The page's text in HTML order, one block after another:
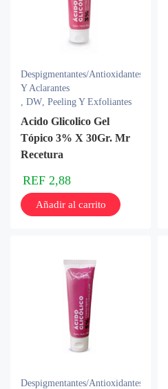
Despigmentantes/Antioxidantes
Y Aclarantes
, DW, Peeling Y Exfoliantes
Acido Glicolico Gel
Tópico 3% X 30Gr. Mr
Recetura
REF 2,88
Añadir al carrito
Despigmentantes/Antioxidantes